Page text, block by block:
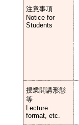
注意事項
Notice for
Students
授業開講形態
等
Lecture
format, etc.